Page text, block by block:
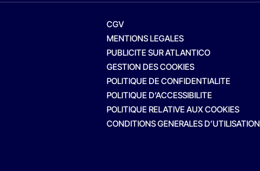
CGV
MENTIONS LEGALES
PUBLICITE SUR ATLANTICO
GESTION DES COOKIES
POLITIQUE DE CONFIDENTIALITE
POLITIQUE D’ACCESSIBILITE
POLITIQUE RELATIVE AUX COOKIES
CONDITIONS GENERALES D’UTILISATION